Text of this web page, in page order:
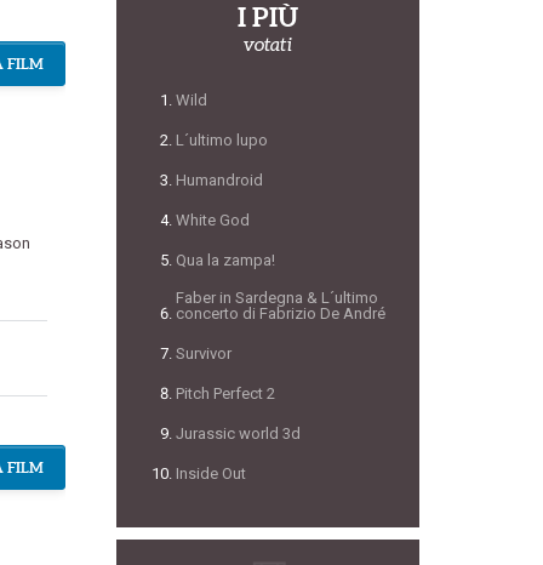
FILM
FILM
I PIÙ
votati
Wild
L´ultimo lupo
Humandroid
White God
Qua la zampa!
Faber in Sardegna & L´ultimo
concerto di Fabrizio De André
Survivor
Pitch Perfect 2
Jurassic world 3d
Inside Out